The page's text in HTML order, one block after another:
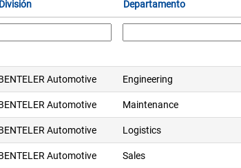
División Departamento
Automotive Engineering
Automotive Maintenance
Automotive Logistics
Automotive Sales